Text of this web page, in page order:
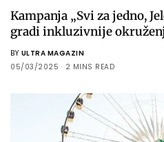
Kampanja „Svi za jedno,
gradi inkluzivnije
BY ULTRA MAGAZIN
05/03/2025
2 MINS READ